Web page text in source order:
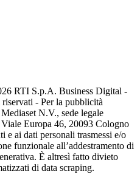
RTI S.p.A. Business Digital -
- Per la pubblicità
N.V., sede legale
Europa 46, 20093 Cologno
e ai dati personali trasmessi e/o
funzionale all’addestramento di
È altresì fatto divieto
di data scraping.